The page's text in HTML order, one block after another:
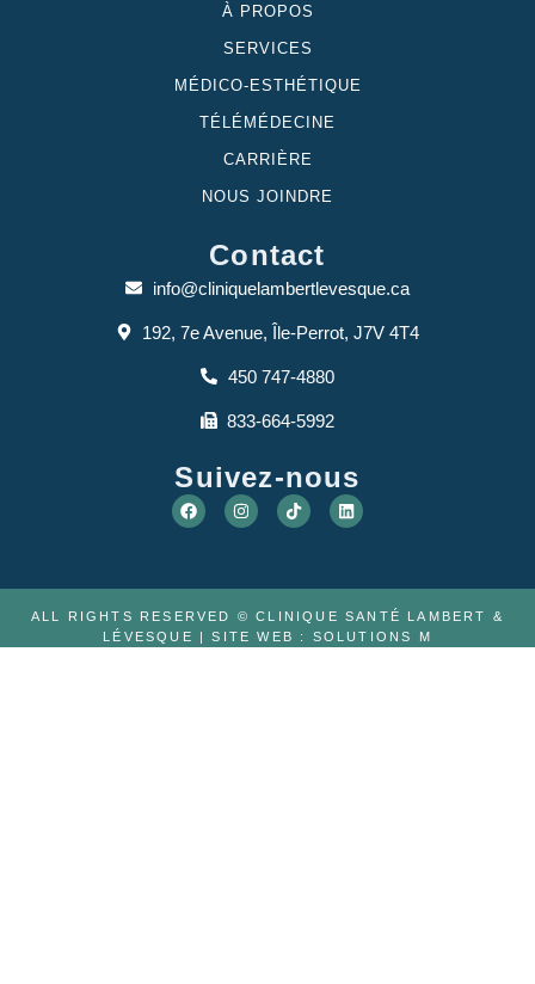
À PROPOS
SERVICES
MÉDICO-ESTHÉTIQUE
TÉLÉMÉDECINE
CARRIÈRE
NOUS JOINDRE
Contact
info@cliniquelambertlevesque.ca
192, 7e Avenue, Île-Perrot, J7V 4T4
450 747-4880
833-664-5992
Suivez-nous
ALL RIGHTS RESERVED © CLINIQUE SANTÉ LAMBERT &
LÉVESQUE | SITE WEB : SOLUTIONS M